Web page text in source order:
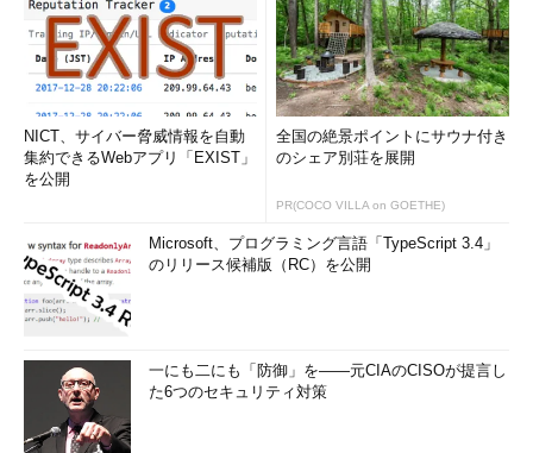
NICT、サイバー脅威情報を自動
集約できるWebアプリ「EXIST」
を公開
全国の絶景ポイントにサウナ付き
のシェア別荘を展開
PR(COCO VILLA on GOETHE)
Microsoft、プログラミング言語「TypeScript 3.4」
のリリース候補版（RC）を公開
一にも二にも「防御」を――元CIAのCISOが提言し
た6つのセキュリティ対策